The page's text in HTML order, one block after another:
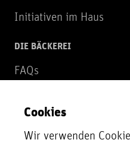
Initiativen im Haus
DIE BÄCKEREI
FAQs
NEWSLETTER
Zur Newsletter
Cookies
Wir verwenden